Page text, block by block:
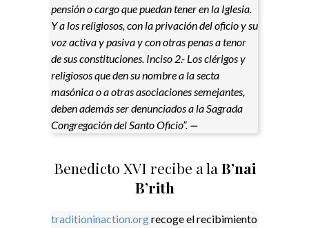
pensión o cargo que puedan tener en la Iglesia.
Y a los religiosos, con la privación del oficio y su
voz activa y pasiva y con otras penas a tenor
de sus constituciones. Inciso 2.- Los clérigos y
religiosos que den su nombre a la secta
masónica o a otras asociaciones semejantes,
deben además ser denunciados a la Sagrada
Congregación del Santo Oficio”. —
Benedicto XVI recibe a la B’nai
B’rith
traditioninaction.orgrecoge el recibimiento